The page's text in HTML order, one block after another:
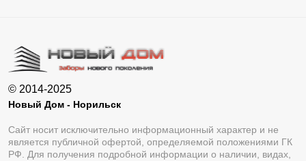
© 2014-2025
Новый Дом - Норильск
Сайт носит исключительно информационный характер и не
является публичной офертой, определяемой положениями ГК
РФ. Для получения подробной информации о наличии, видах,